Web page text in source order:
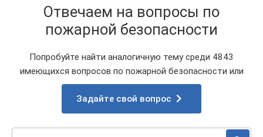
Отвечаем на вопросы по
пожарной безопасности
Попробуйте найти аналогичную тему среди 4843
имеющихся вопросов по пожарной безопасности или
Задайте свой вопрос